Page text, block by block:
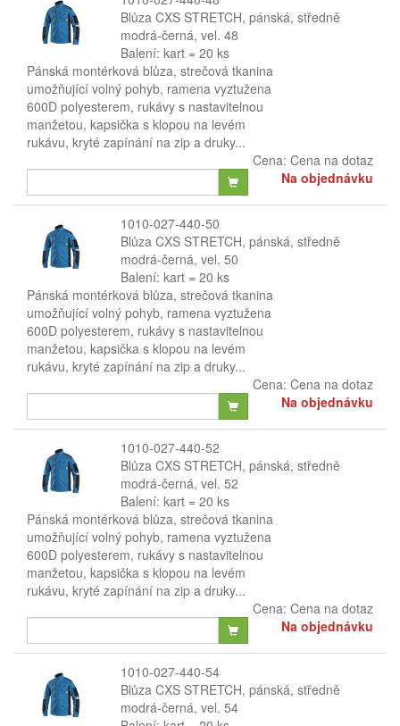
Blůza CXS STRETCH, pánská, středně
modrá-černá, vel. 48
Balení: kart = 20 ks
Pánská montérková blůza, strečová tkanina
umožňující volný pohyb, ramena vyztužena
600D polyesterem, rukávy s nastavitelnou
manžetou, kapsička s klopou na levém
rukávu, kryté zapínání na zip a druky...
Cena: Cena na dotaz
Na objednávku
1010-027-440-50
Blůza CXS STRETCH, pánská, středně
modrá-černá, vel. 50
Balení: kart = 20 ks
Pánská montérková blůza, strečová tkanina
umožňující volný pohyb, ramena vyztužena
600D polyesterem, rukávy s nastavitelnou
manžetou, kapsička s klopou na levém
rukávu, kryté zapínání na zip a druky...
Cena: Cena na dotaz
Na objednávku
1010-027-440-52
Blůza CXS STRETCH, pánská, středně
modrá-černá, vel. 52
Balení: kart = 20 ks
Pánská montérková blůza, strečová tkanina
umožňující volný pohyb, ramena vyztužena
600D polyesterem, rukávy s nastavitelnou
manžetou, kapsička s klopou na levém
rukávu, kryté zapínání na zip a druky...
Cena: Cena na dotaz
Na objednávku
1010-027-440-54
Blůza CXS STRETCH, pánská, středně
modrá-černá, vel. 54